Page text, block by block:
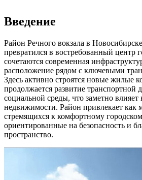
Введение
Район Речного вокзала в
превратился в востребованный центр
сочетаются современная
расположение рядом с ключевыми
Здесь активно строятся новые жилые
продолжается развитие транспортной
социальной среды, что заметно влияет
недвижимости. Район привлекает как
стремящихся к комфортному
ориентированные на безопасность и
пространство.